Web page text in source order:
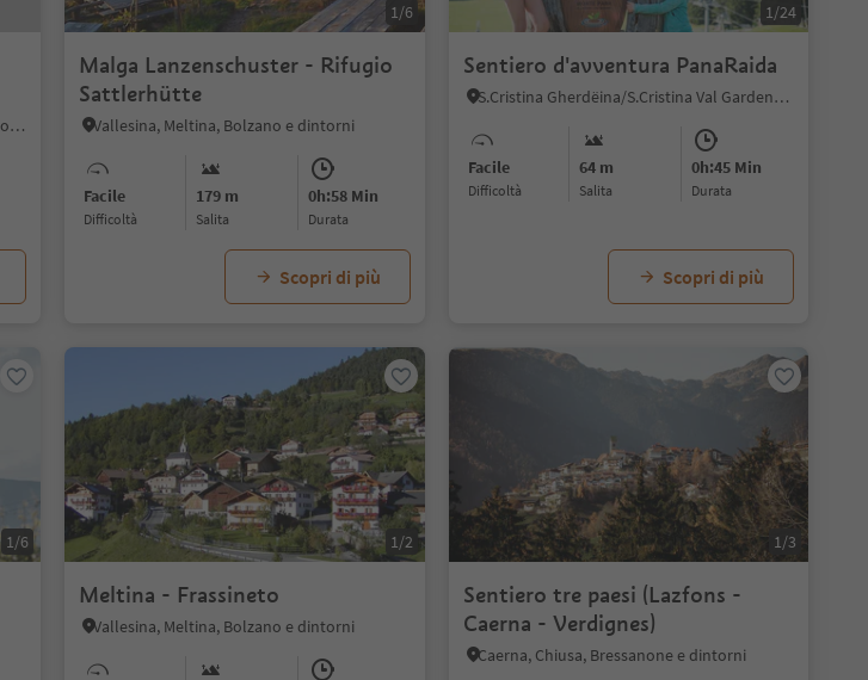
San Nicolò in Val d'Ultimo, Ultimo, Merano e dintorni
1/6
Malga Lanzenschuster - Rifugio
Sattlerhütte
Vallesina, Meltina, Bolzano e dintorni
Facile
Difficoltà
179 m
Salita
0h:58 Min
durata
Scopri di più
1/24
Sentiero d'avventura PanaRaida
S.Cristina Gherdëina/S.Cristina Val Gardena, Santa Cristina Val Gardena, Regione dolomitica Val Gardena
Facile
Difficoltà
64 m
Salita
0h:45 Min
durata
Scopri di più
1/6 1/2
Meltina - Frassineto
Vallesina, Meltina, Bolzano e dintorni
1/3
Sentiero tre paesi (Lazfons -
Caerna - Verdignes)
Caerna, Chiusa, Bressanone e dintorni